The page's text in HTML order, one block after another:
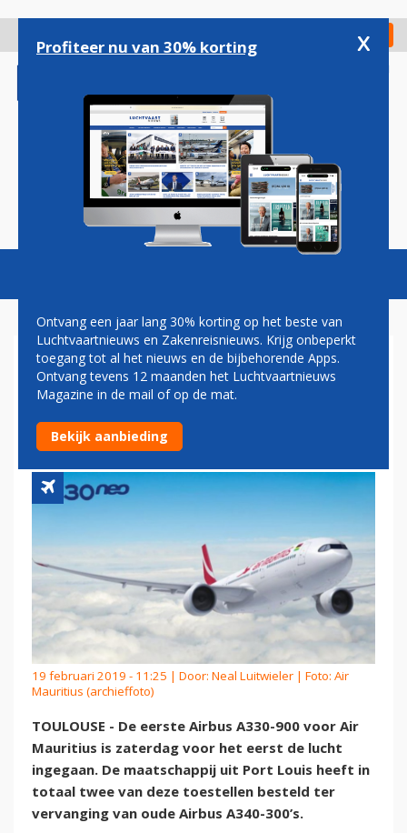
gaan
Check in
Magazine Podcasts Vacatures
EERSTE AIRBUS A330-900
VOOR AIR MAURITIUS DE
LUCHT IN
19 februari 2019 - 11:25 | Door: Neal Luitwieler | Foto: Air
Mauritius (archieffoto)
TOULOUSE - De eerste Airbus A330-900 voor Air
Mauritius is zaterdag voor het eerst de lucht
ingegaan. De maatschappij uit Port Louis heeft in
totaal twee van deze toestellen besteld ter
vervanging van oude Airbus A340-300’s.
Profiteer nu van 30% korting x
Ontvang een jaar lang 30% korting op het beste van
Luchtvaartnieuws en Zakenreisnieuws. Krijg onbeperkt
toegang tot al het nieuws en de bijbehorende Apps.
Ontvang tevens 12 maanden het Luchtvaartnieuws
Magazine in de mail of op de mat.
Bekijk aanbieding